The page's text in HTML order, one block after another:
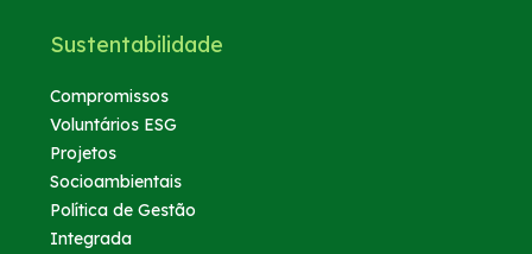
Sustentabilidade
Compromissos
Voluntários ESG
Projetos
Socioambientais
Política de Gestão
Integrada